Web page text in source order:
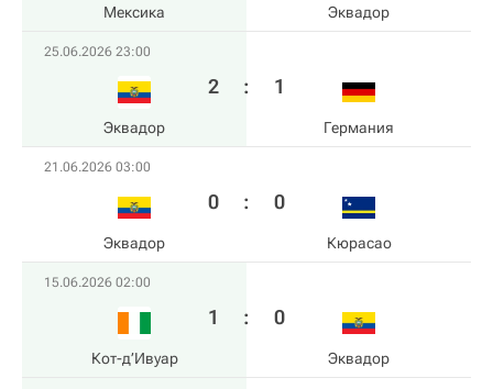
Мексика Эквадор
25.06.2026 23:00
Эквадор
2 : 1
Германия
21.06.2026 03:00
Эквадор
0 : 0
Кюрасао
15.06.2026 02:00
Кот-д’Ивуар
1 : 0
Эквадор